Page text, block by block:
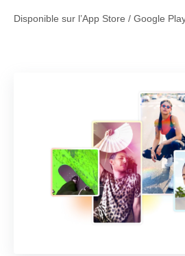
Disponible sur l’App Store / Google